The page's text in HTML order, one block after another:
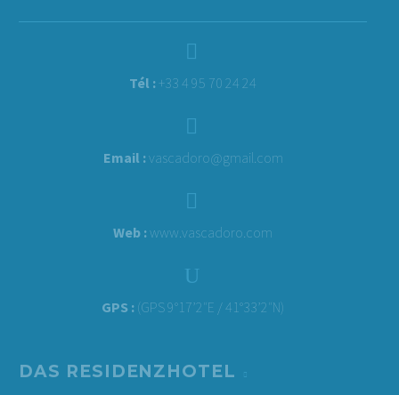


Tél :+33 4 95 70 24 24


Email :vascadoro@gmail.com


Web :www.vascadoro.com
U
U
GPS : (GPS 9°17’2″E / 41°33’2″N)
DAS RESIDENZHOTEL